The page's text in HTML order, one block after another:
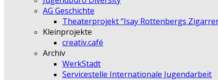
AG Geschichte
Theaterprojekt “Isay Rottenbergs
Kleinprojekte
creativ.café
Archiv
WerkStadt
Servicestelle Internationale Jugendarbeit